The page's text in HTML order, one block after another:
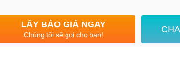
LẤY BÁO GIÁ NGAY
Chúng tôi sẽ gọi cho bạn!